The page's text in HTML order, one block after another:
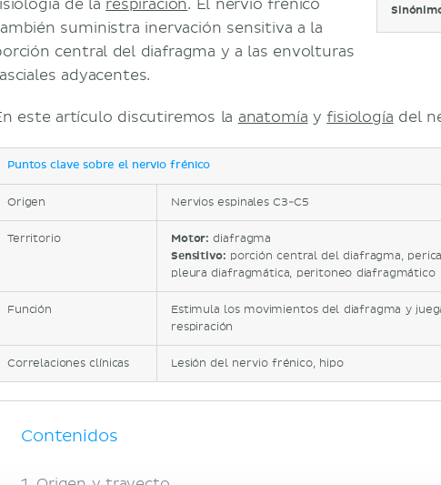
de la respiración. El nervio frénico
suministra inervación sensitiva a la
central del diafragma y a las envolturas
adyacentes.
este artículo discutiremos la anatomía yfisiología del
Puntos clave sobre el nervio frénico
Origen Nervios espinales C3-C5
Territorio Motor:diafragma
Sensitivo: porción central del diafragma,
pleura diafragmática, peritoneo diafragmático
Función
Estimula los movimientos del diafragma y
respiración
Correlaciones clínicas Lesión del nervio frénico, hipo
Contenidos